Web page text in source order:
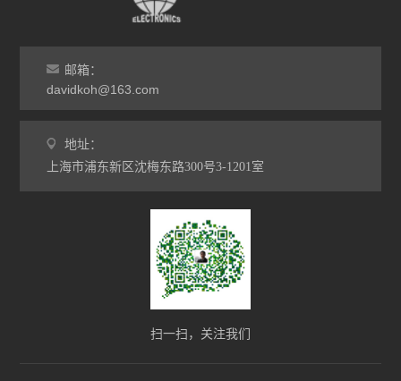
邮箱：
davidkoh@163.com
地址：
上海市浦东新区沈梅东路300号3-1201室
扫一扫，关注我们